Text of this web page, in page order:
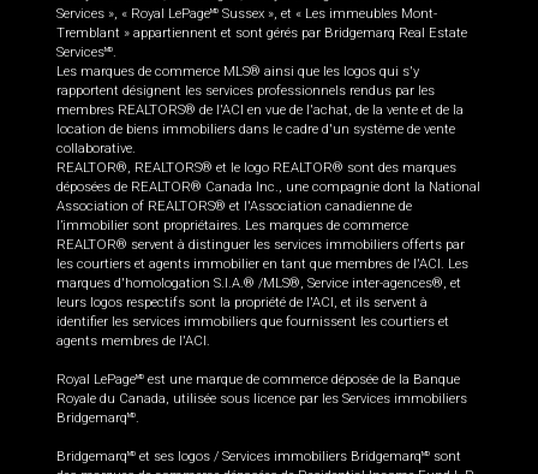
Services », « Royal LePageMD Sussex », et « Les immeubles Mont-
Tremblant » appartiennent et sont gérés par Bridgemarq Real Estate
ServicesMD.
Les marques de commerce MLS® ainsi que les logos qui s'y
rapportent désignent les services professionnels rendus par les
membres REALTORS® de l'ACI en vue de l'achat, de la vente et de la
location de biens immobiliers dans le cadre d'un système de vente
collaborative.
REALTOR®, REALTORS® et le logo REALTOR® sont des marques
déposées de REALTOR® Canada Inc., une compagnie dont la National
Association of REALTORS® et l'Association canadienne de
l’immobilier sont propriétaires. Les marques de commerce
REALTOR® servent à distinguer les services immobiliers offerts par
les courtiers et agents immobilier en tant que membres de l'ACI. Les
marques d'homologation S.I.A.® /MLS®, Service inter-agences®, et
leurs logos respectifs sont la propriété de l'ACI, et ils servent à
identifier les services immobiliers que fournissent les courtiers et
agents membres de l'ACI.
Royal LePageMD est une marque de commerce déposée de la Banque
Royale du Canada, utilisée sous licence par les Services immobiliers
BridgemarqMD.
BridgemarqMD et ses logos / Services immobiliers BridgemarqMD
sont